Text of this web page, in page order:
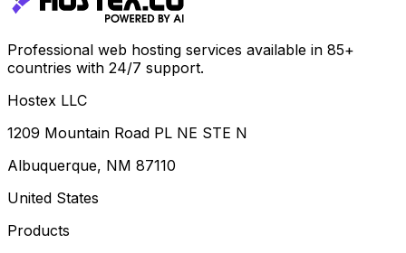
Professional web hosting services available in 85+
countries with 24/7 support.
Hostex LLC
1209 Mountain Road PL NE STE N
Albuquerque, NM 87110
United States
Products